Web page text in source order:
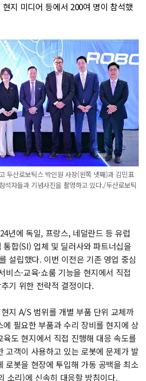
지 미디어 등에서 200여 명이 참석했
두산로보틱스 박인원 사장(왼쪽 넷째)과 김민표
석자들과 기념사진을 촬영하고 있다./두산로보틱
년에 독일, 프랑스, 네덜란드 등 유럽
합(SI) 업체 및 딜러사와 파트너십을
설립했다. 이번 이전은 기존 영업 중심
비스·교육·쇼룸 기능을 현지에서 직접
기 위한 전략적 결정이다.
지 A/S 범위를 개별 부품 단위 교체까
에 필요한 부품과 수리 장비를 현지에 상
도 현지에서 직접 진행해 대응 속도를
고객이 사용하고 있는 로봇에 문제가 발
로봇을 현장에 투입해 가동 공백을 최소
소리)에 신속히 대응할 방침이다.